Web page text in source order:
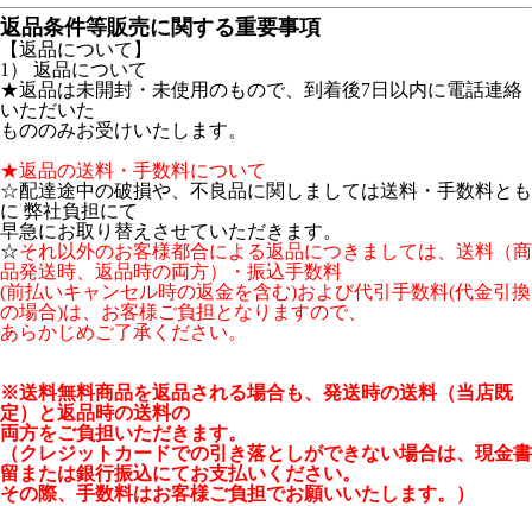
返品条件等販売に関する重要事項
【返品について】
1） 返品について
★返品は未開封・未使用のもので、到着後7日以内に電話連絡
いただいた
もののみお受けいたします。
★返品の送料・手数料について
☆配達途中の破損や、不良品に関しましては送料・手数料とも
に 弊社負担にて
早急にお取り替えさせていただきます。
☆それ以外のお客様都合による返品につきましては、送料（商
品発送時、返品時の両方）・振込手数料
(前払いキャンセル時の返金を含む)および代引手数料(代金引換
の場合)は、お客様ご負担となりますので、
あらかじめご了承ください。
※送料無料商品を返品される場合も、発送時の送料（当店既
定）と返品時の送料の
両方をご負担いただきます。
（クレジットカードでの引き落としができない場合は、現金書
留または銀行振込にてお支払いください。
その際、手数料はお客様ご負担でお願いいたします。）